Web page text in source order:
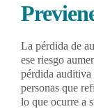
La pérdida de
ese riesgo
pérdida
personas que
lo que ocurre a